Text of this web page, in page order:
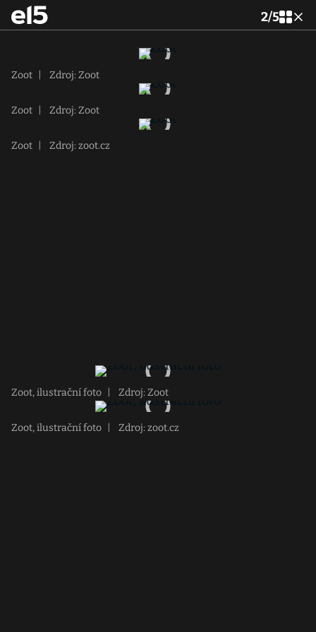
2/5
Zoot Zdroj: Zoot
Zoot Zdroj: Zoot
Zoot Zdroj: zoot.cz
Zoot, ilustrační foto Zdroj: Zoot
Zoot, ilustrační foto Zdroj: zoot.cz